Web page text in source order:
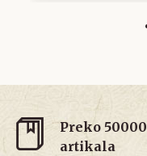
Preko 50000
artikala